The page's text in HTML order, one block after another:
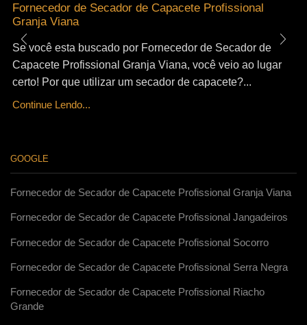
Fornecedor de Secador de Capacete Profissional
Granja Viana
Se você esta buscado por Fornecedor de Secador de
Capacete Profissional Granja Viana, você veio ao lugar
certo! Por que utilizar um secador de capacete?...
Continue Lendo...
GOOGLE
Fornecedor de Secador de Capacete Profissional Granja Viana
Fornecedor de Secador de Capacete Profissional Jangadeiros
Fornecedor de Secador de Capacete Profissional Socorro
Fornecedor de Secador de Capacete Profissional Serra Negra
Fornecedor de Secador de Capacete Profissional Riacho
Grande